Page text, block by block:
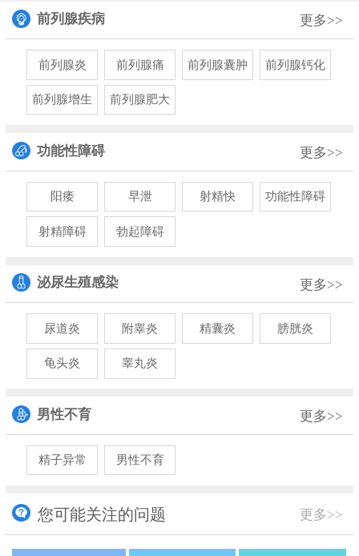
前列腺疾病 更多>>
前列腺炎 前列腺痛 前列腺囊肿 前列腺钙化
前列腺增生 前列腺肥大
功能性障碍 更多>>
阳痿 早泄 射精快 功能性障碍
射精障碍 勃起障碍
泌尿生殖感染 更多>>
尿道炎 附睾炎 精囊炎 膀胱炎
龟头炎 睾丸炎
男性不育 更多>>
精子异常 男性不育
您可能关注的问题 更多>>